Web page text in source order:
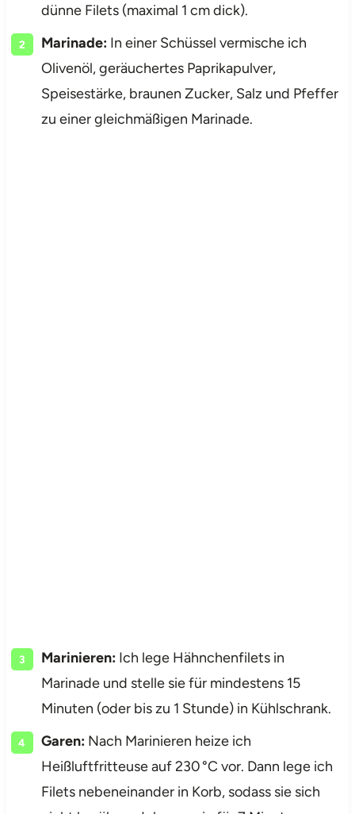
dünne Filets (maximal 1 cm dick).
Marinade:In einer Schüssel vermische ich
Olivenöl, geräuchertes Paprikapulver,
Speisestärke, braunen Zucker, Salz und Pfeffer
zu einer gleichmäßigen Marinade.
Marinieren:Ich lege Hähnchenfilets in
Marinade und stelle sie für mindestens 15
Minuten (oder bis zu 1 Stunde) in Kühlschrank.
Garen:Nach Marinieren heize ich
Heißluftfritteuse auf 230 °C vor. Dann lege ich
Filets nebeneinander in Korb, sodass sie sich